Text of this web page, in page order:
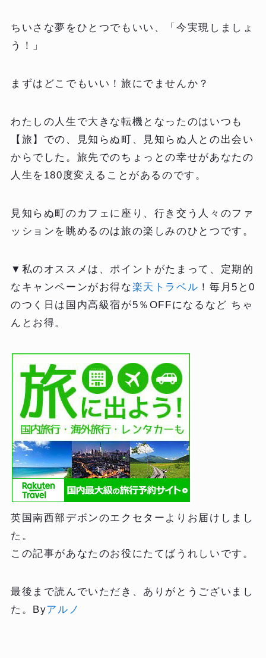
ちいさな夢をひとつでもいい、「今実現しましょ
う！」
まずはどこでもいい！旅にでませんか？
わたしの人生で大きな転機となったのはいつも
【旅】での、見知らぬ町、見知らぬ人との出会い
からでした。旅先でのちょっとの幸せがあなたの
人生を180度変えることがあるのです。
見知らぬ町のカフェに座り、行き交う人々のファ
ッションを眺めるのは旅の楽しみのひとつです。
▼私のオススメは、ポイントがたまって、定期的
なキャンペーンがお得な楽天トラベル ！毎月5と0
のつく日は国内高級宿が5％OFFになるなど ちゃ
んとお得。
英国南西部デボンのエクセターよりお届けしまし
た。
この記事があなたのお役にたてばうれしいです。
最後まで読んでいただき、ありがとうございまし
た。Byアルノ